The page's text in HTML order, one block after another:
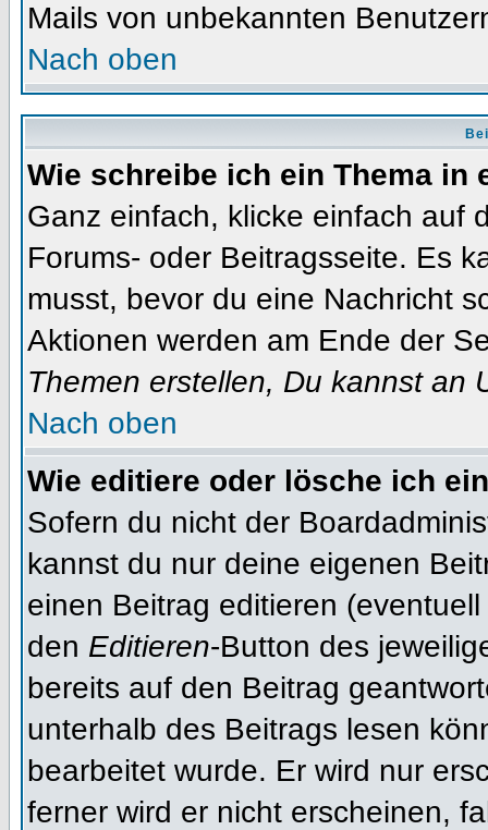
Mails von unbekannten
Nach oben
Wie schreibe ich ein Thema in
Ganz einfach, klicke einfach auf
Forums- oder Beitragsseite. Es
musst, bevor du eine Nachricht
Aktionen werden am Ende der
Themen erstellen, Du kannst an
Nach oben
Wie editiere oder lösche ich
Sofern du nicht der
kannst du nur deine eigenen
einen Beitrag editieren
den Editieren-Button des
bereits auf den Beitrag
unterhalb des Beitrags lesen
bearbeitet wurde. Er wird nur
ferner wird er nicht erscheinen,